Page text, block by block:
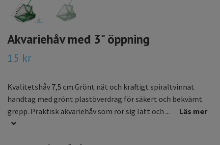
Akvariehåv med 3" öppning
15 kr
Kvalitetshåv 7,5 cm.Grönt nät och kraftigt spiraltvinnat
handtag med grönt plastöverdrag för säkert och bekvämt
grepp. Praktisk akvariehåv som rör sig lätt och ...
Läs mer